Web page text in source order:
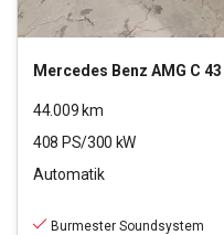
Mercedes Benz AMG C
44.009 km
408 PS/300 kW
Automatik
Burmester Soundsystem